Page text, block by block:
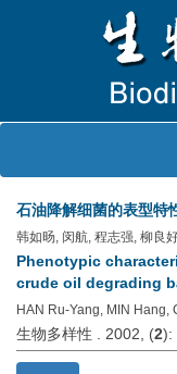
石油降解细菌的表型特
韩如旸, 闵航, 程志强, 柳良
Phenotypic
crude oil degrading
HAN Ru-Yang, MIN
生物多样性 . 2002, (2):